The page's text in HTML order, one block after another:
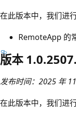
在此版本中，我们进
RemoteApp 的
版本
发布时间：2025 年
在此版本中，我们进